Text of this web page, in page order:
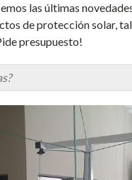
las últimas
de protección solar,
presupuesto!